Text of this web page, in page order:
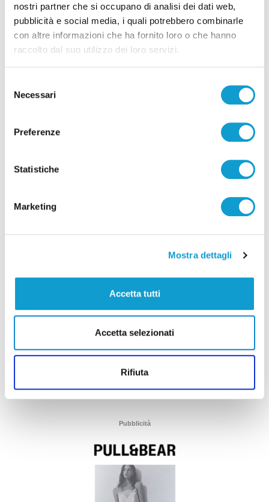
nostri partner che si occupano di analisi dei dati web,
pubblicità e social media, i quali potrebbero combinarle
con altre informazioni che ha fornito loro o che hanno
raccolto dal suo utilizzo dei loro servizi.
delNecessari
Preferenze
Statistiche
Marketing
Mostra dettagli
Accetta tutti
Accetta selezionati
Rifiuta
Pubblicità
Pubblicità